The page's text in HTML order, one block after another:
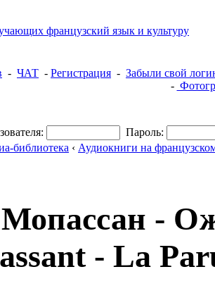
- ЧАТ - Регистрация - Забыли свой
-
Пароль:
библиотека ‹ Аудиокниги на
-
- La